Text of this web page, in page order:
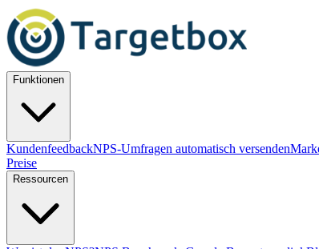
Funktionen
KundenfeedbackNPS-Umfragen automatisch versenden
Preise
Ressourcen